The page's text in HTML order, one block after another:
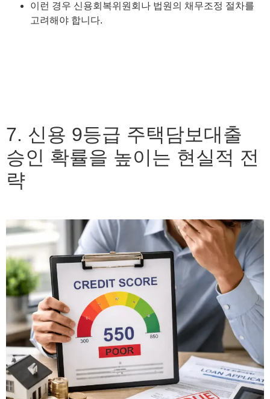
이런 경우 신용회복위원회나 법원의 채무조정 절차를
고려해야 합니다.
7. 신용 9등급 주택담보대출
승인 확률을 높이는 현실적 전
략